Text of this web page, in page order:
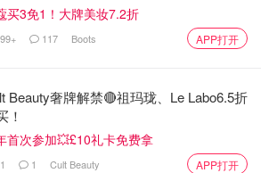
味的冬阴功汤，卖相看起来很开胃，
惊艳，个人觉得下得奶油太多了，口感
买3免1！大牌美妆7.2折
117 Boots APP打开
Beauty奢牌解禁🔴祖玛珑、Le Labo6.5折
！
首次参加💥£10礼卡免费拿
1 Cult Beauty APP打开